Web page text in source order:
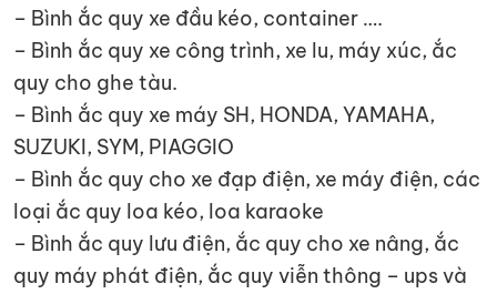
– Bình ắc quy xe đầu kéo, container ….
– Bình ắc quy xe công trình, xe lu, máy xúc, ắc
quy cho ghe tàu.
– Bình ắc quy xe máy SH, HONDA, YAMAHA,
SUZUKI, SYM, PIAGGIO
– Bình ắc quy cho xe đạp điện, xe máy điện, các
loại ắc quy loa kéo, loa karaoke
– Bình ắc quy lưu điện, ắc quy cho xe nâng, ắc
quy máy phát điện, ắc quy viễn thông – ups và